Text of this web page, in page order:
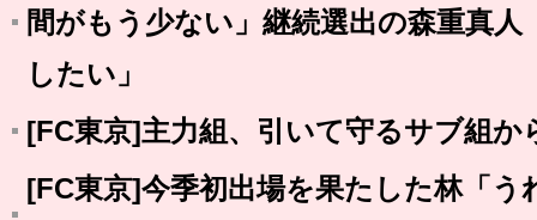
間がもう少ない」継続選出の森重真
したい」
[FC東京]主力組、引いて守るサブ組
[FC東京]今季初出場を果たした林「